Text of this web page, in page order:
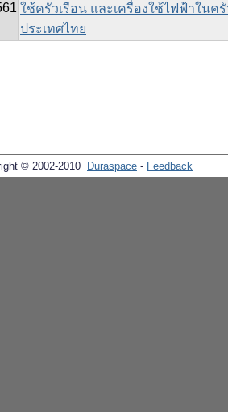
ใช้ครัวเรือน และเครื่องใช้ไฟฟ้าใน
ประเทศไทย
© 2002-2010 Duraspace - Feedback